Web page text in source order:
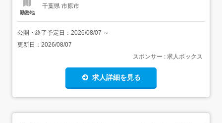
勤務地
千葉県 市原市
公開・終了予定日： 2026/08/07 ～
更新日： 2026/08/07
スポンサー : 求人ボックス
求人詳細を見る